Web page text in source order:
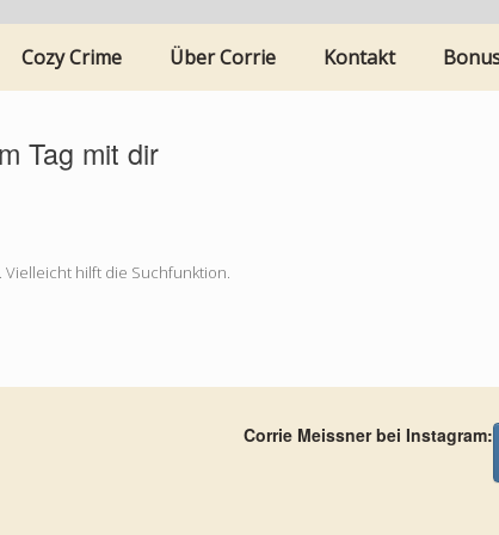
Cozy Crime Über Corrie Kontakt
Tag mit dir
hilft die Suchfunktion.
Corrie Meissner bei Instagram: